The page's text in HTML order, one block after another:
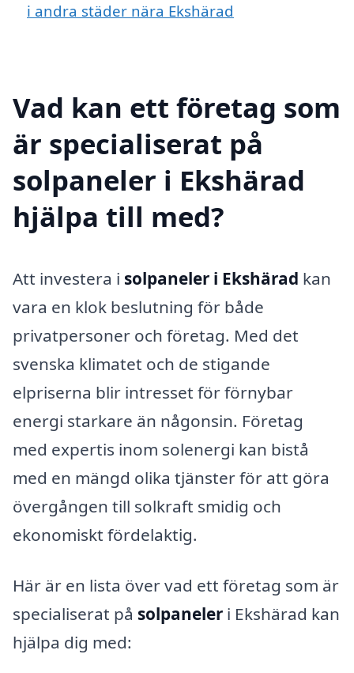
i andra städer nära Ekshärad
Vad kan ett företag som
är specialiserat på
solpaneler i Ekshärad
hjälpa till med?
Att investera i solpaneler i Ekshärad kan
vara en klok beslutning för både
privatpersoner och företag. Med det
svenska klimatet och de stigande
elpriserna blir intresset för förnybar
energi starkare än någonsin. Företag
med expertis inom solenergi kan bistå
med en mängd olika tjänster för att göra
övergången till solkraft smidig och
ekonomiskt fördelaktig.
Här är en lista över vad ett företag som är
specialiserat på solpaneler i Ekshärad kan
hjälpa dig med: